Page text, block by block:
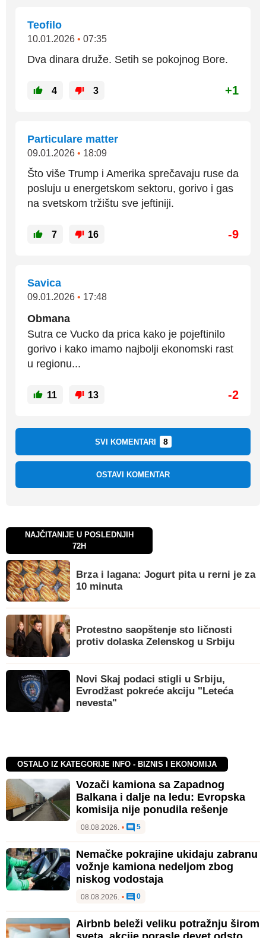
Teofilo
10.01.2026 • 07:35
Dva dinara druže. Setih se pokojnog Bore.
4 3 +1
Particulare matter
09.01.2026 • 18:09
Što više Trump i Amerika sprečavaju ruse da
posluju u energetskom sektoru, gorivo i gas
na svetskom tržištu sve jeftiniji.
7 16 -9
Savica
09.01.2026 • 17:48
Obmana
Sutra ce Vucko da prica kako je pojeftinilo
gorivo i kako imamo najbolji ekonomski rast
u regionu...
11 13 -2
SVI KOMENTARI 8
OSTAVI KOMENTAR
NAJČITANIJE U POSLEDNJIH
72H
Brza i lagana: Jogurt pita u rerni je za
10 minuta
Protestno saopštenje sto ličnosti
protiv dolaska Zelenskog u Srbiju
Novi Skaj podaci stigli u Srbiju,
Evrodžast pokreće akciju "Leteća
nevesta"
OSTALO IZ KATEGORIJE INFO - BIZNIS I EKONOMIJA
Vozači kamiona sa Zapadnog
Balkana i dalje na ledu: Evropska
komisija nije ponudila rešenje
08.08.2026. • 5
Nemačke pokrajine ukidaju zabranu
vožnje kamiona nedeljom zbog
niskog vodostaja
08.08.2026. • 0
Airbnb beleži veliku potražnju širom